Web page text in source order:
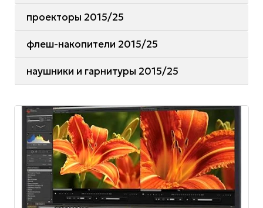
проекторы 2015/25
флеш-накопители 2015/25
наушники и гарнитуры 2015/25